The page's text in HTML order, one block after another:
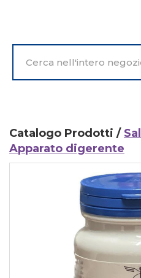
principale
Prodotto
Catalogo Prodotti /
Apparato digerente